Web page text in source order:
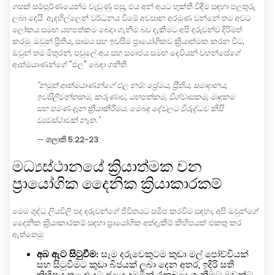
ගසක් සම්පූර්ණයෙන්ම වැඩුණු පසු, එය අන් අයට භුක්ති විඳීම සඳහා පලතුරු
ලබා දෙයි. ඇදහිල්ලෙන් වර්ධනය වීමේ අවසාන අරමුණ වන්නේ තම අවට
ලෝකය සමඟ යහපත්කම බෙදා ගැනීම බව දැකීමට අපි දරුවන්ව දිරිමත්
කරමු. ඔවුන් ප්‍රීතිය, සාමය සහ ඉවසීම ප්‍රායෝගිකව ක්‍රියාත්මක කරන විට,
ඔවුන් තම මිතුරන්, පවුලේ අය සහ සමාජය සමඟ දෙවියන් වහන්සේගේ
ආත්මයාණන්ගේ "ඵල" බෙදා ගනිති.
"නමුත් ආත්මයාණන්ගේ ඵල නම්: ප්‍රේමය, ප්‍රීතිය, සමාදානය,
ඉවසිලිවන්තකම, කරුණාව, යහපත්කම, විශ්වාසකම, මෘදුකම
සහ පමණ දැන ක්‍රියාකිරීමය. මෙබඳු දේවලට විරුද්ධව කිසි
ව්‍යවස්ථාවක් නැත."
— ගලාති 5:22-23
මධ්‍යස්ථානයේ ක්‍රියාත්මක වන
ප්‍රායෝගික දෛනික ක්‍රියාකාරකම්
මෙම ශුද්ධ ලියවිලි පද දරුවන්ගේ ජීවිතයට සමීප කරවීම සඳහා, අපි ඔවුන්ගේ
දෛනික ක්‍රියාකාරකම් සඳහා ප්‍රායෝගික අත්දැකීම් කිහිපයක් එකතු කර
ඇත්තෙමු:
අබ ඇට සිටුවීම: සෑම දරුවෙකුටම කුඩා මල් පෝච්චියක්
සහ සිටුවීමට කුඩා බීජයක් ලබා දෙන අතර, ඉදිරි සති